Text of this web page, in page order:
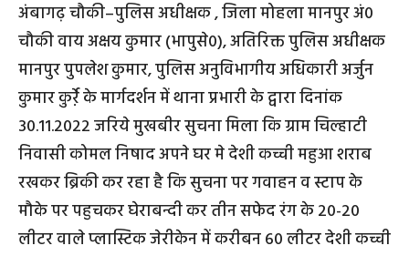
अंबागढ़ चौकी–पुलिस अधीक्षक , जिला मोहला मानपुर अं0
चौकी वाय अक्षय कुमार (भापुसे0), अतिरिक्त पुलिस अधीक्षक
मानपुर पुपलेश कुमार, पुलिस अनुविभागीय अधिकारी अर्जुन
कुमार कुर्रे़ के मार्गदर्शन में थाना प्रभारी के द्वारा दिनांक
30.11.2022 जरिये मुखबीर सुचना मिला कि ग्राम चिल्हाटी
निवासी कोमल निषाद अपने घर मे देशी कच्ची महुआ शराब
रखकर ब्रिकी कर रहा है कि सुचना पर गवाहन व स्टाप के
मौके पर पहुचकर घेराबन्दी कर तीन सफेद रंग के 20-20
लीटर वाले प्लास्टिक जेरीकेन में करीबन 60 लीटर देशी कच्ची